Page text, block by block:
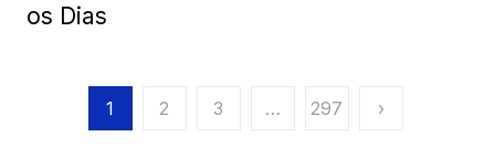
os Dias
Paginação
1 2 3 … 297 ›